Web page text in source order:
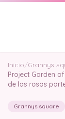
Inicio/Grannys
Project Garden
de las rosas
Grannys square